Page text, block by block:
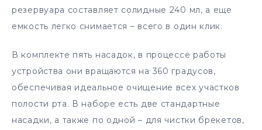
резервуара составляет солидные 240 мл, а еще
емкость легко снимается – всего в один клик.
В комплекте пять насадок, в процессе работы
устройства они вращаются на 360 градусов,
обеспечивая идеальное очищение всех участков
полости рта. В наборе есть две стандартные
насадки, а также по одной – для чистки брекетов,